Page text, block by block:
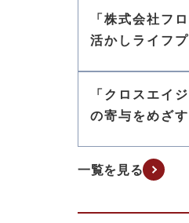
「株式会社フ
活かしライフ
「クロスエイ
の寄与をめざす
一覧を見る